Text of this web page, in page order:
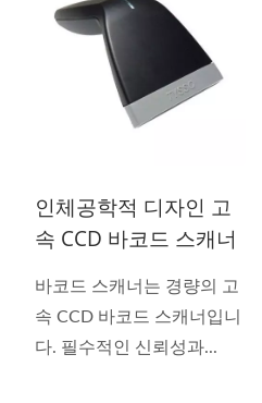
인체공학적 디자인 고
속 CCD 바코드 스캐너
바코드 스캐너는 경량의 고
속 CCD 바코드 스캐너입니
다. 필수적인 신뢰성과...